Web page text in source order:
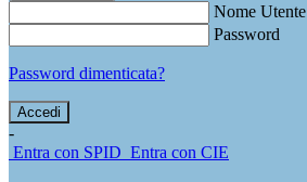
Nome Utente
Password
Password dimenticata?
-
Entra con SPID Entra con CIE